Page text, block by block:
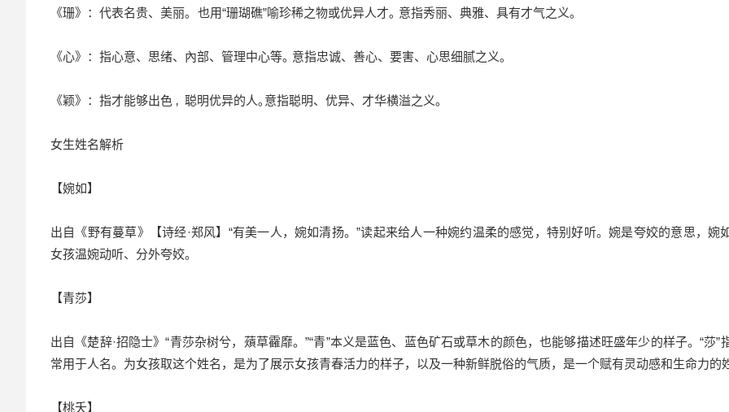
《珊》：代表名贵、美丽｡ 也用“珊瑚礁”喻珍稀之物或优异人才｡ 意指秀丽、典雅、具有才气之义｡
《心》：指心意、思绪、內部、管理中心等｡ 意指忠诚、善心、要害、心思细腻之义｡
《颖》：指才能够出色 ‚ 聪明优异的人｡意指聪明、优异、才华横溢之义｡
女生姓名解析
【婉如】
出自《野有蔓草》【诗经·郑风】“有美一人，婉如清扬。”读起来给人一种婉约温柔的感觉，特别好听。婉是夸姣的意思，婉
女孩温婉动听、分外夸姣。
【青莎】
出自《楚辞·招隐士》“青莎杂树兮，薠草靃靡。”“青”本义是蓝色、蓝色矿石或草木的颜色，也能够描述旺盛年少的样子。“莎”
常用于人名。为女孩取这个姓名，是为了展示女孩青春活力的样子，以及一种新鲜脱俗的气质，是一个赋有灵动感和生命力的
【桃夭】